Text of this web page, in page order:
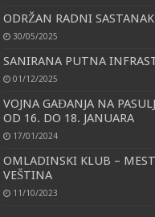
ODRŽAN RADNI
30/05/2025
SANIRANA PUTNA
01/12/2025
VOJNA GAĐANJA NA
OD 16. DO 18. JANUARA
17/01/2024
OMLADINSKI KLUB –
VEŠTINA
11/10/2023